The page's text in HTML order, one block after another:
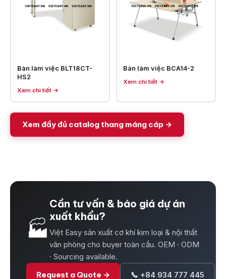
Bàn làm việc BLT18CT-
HS2
Xem chi tiết →
Bàn làm việc BCA14-2
Xem chi tiết →
Xem đầy đủ catalog thang máng cáp →
🏭
Cần tư vấn & báo giá dự án
xuất khẩu?
Việt Easy sản xuất cơ khí kim loại & nội thất
văn phòng cho buyer toàn cầu. OEM · ODM
· Sourcing available.
Request a Quote →
📞 +84 934 777 445